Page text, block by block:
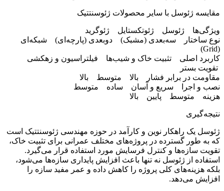
مقایسه ژئوسل با سایر محصولات ژئوسنتتیک
ویژگی‌ها ژئوسل ژئوتکستایل ژئوگرید
نوع ساختار سه‌بعدی (مشبک) دوبعدی (پارچه‌ای) شبکه‌ای
(Grid)
کاربرد اصلی تثبیت خاک و شیب‌ها فیلتراسیون و زهکشی
تقویت بستر
مقاومت در برابر فشار بالا متوسط بالا
نصب و اجرا سریع و آسان ساده متوسط
هزینه متوسط پایین بالا
نتیجه‌گیری
ژئوسل یک راهکار نوین و کارآمد در حوزه مهندسی ژئوسنتتیک است
که به طور گسترده در پروژه‌های مختلف عمرانی برای تثبیت خاک،
تقویت سازه‌ها و کنترل فرسایش مورد استفاده قرار می‌گیرد.
استفاده از ژئوسل نه تنها باعث افزایش پایداری سازه‌ها می‌شود،
بلکه هزینه‌های کلی پروژه را کاهش داده و عمر مفید سازه را
افزایش می‌دهد.